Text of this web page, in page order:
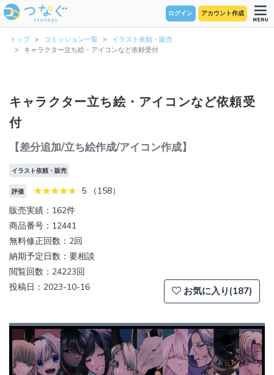
ログイン アカウント作成
トップ コミッション一覧
イラスト依頼・販売
キャラクター立ち絵・アイコンなど依頼受付
キャラクター立ち絵・アイコンなど依頼受
付
【差分追加/立ち絵作成/アイコン作成】
イラスト依頼・販売
評価
5 （158）
販売実績：162件
商品番号：12441
無料修正回数：2回
納期予定日数：要相談
閲覧回数：24223回
投稿日：2023-10-16
お気に入り(187)